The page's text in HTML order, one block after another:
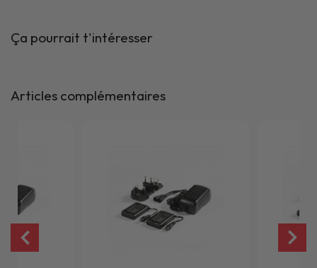
Ça pourrait t'intéresser
Articles complémentaires